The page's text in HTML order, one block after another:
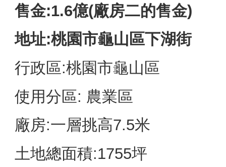
售金:1.6億(廠房二的售金)
地址:桃園市龜山區下湖街
行政區:桃園市龜山 區
使用分區: 農業區
廠房:一層挑高7.5米
⼟地總⾯積:1755坪